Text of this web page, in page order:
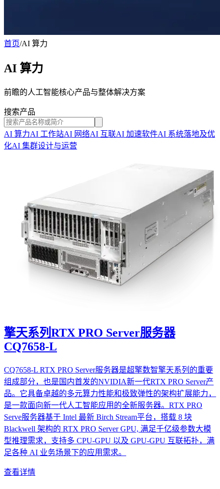
首页/AI 算力
AI 算力
前瞻的人工智能核心产品与整体解决方案
搜索产品
AI 算力AI 工作站AI 网络AI 互联AI 加速软件AI 系统落地及优
化AI 集群设计与运营
擎天系列RTX PRO Server服务器
CQ7658-L
CQ7658-L RTX PRO Server服务器是超擎数智擎天系列的重要
组成部分，也是国内首发的NVIDIA新一代RTX PRO Server产
品。它具备卓越的多元算力性能和极致弹性的架构扩展能力，
是一款面向新一代人工智能应用的全新服务器。RTX PRO
Serve服务器基于 Intel 最新 Birch Stream平台，搭载 8 块
Blackwell 架构的 RTX PRO Server GPU, 满足千亿级参数大模
型推理需求，支持多 CPU-GPU 以及 GPU-GPU 互联拓扑，满
足各种 AI 业务场景下的应用需求。
查看详情